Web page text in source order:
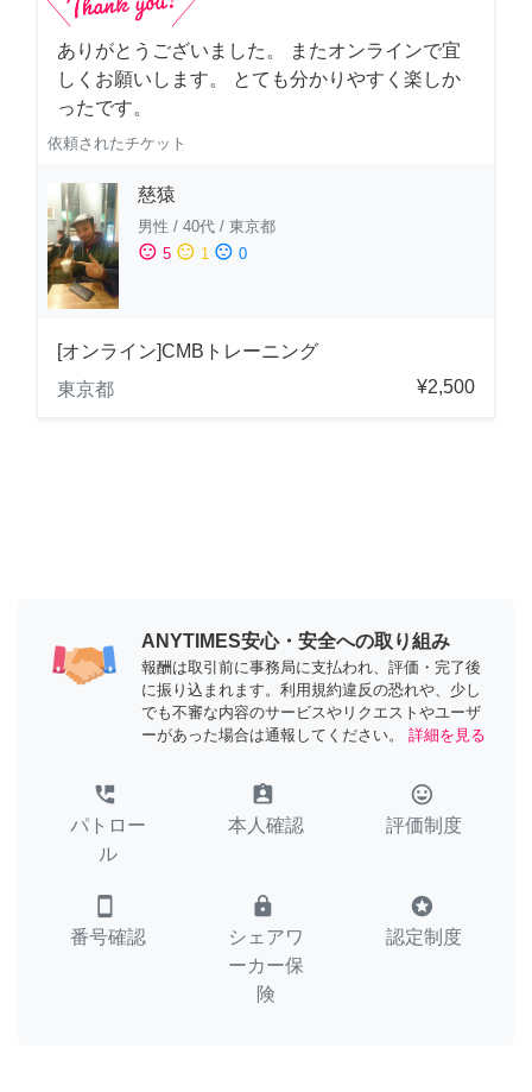
ありがとうございました。 またオンラインで宜
しくお願いします。 とても分かりやすく楽しか
ったです。
依頼されたチケット
慈猿
男性 / 40代 / 東京都
sentiment_satisfied 5 sentiment_neutral 1 sentiment_dissatisfied 0
[オンライン]CMBトレーニング
東京都
¥2,500
ANYTIMES安心・安全への取り組み
報酬は取引前に事務局に支払われ、評価・完了後
に振り込まれます。利用規約違反の恐れや、少し
でも不審な内容のサービスやリクエストやユーザ
ーがあった場合は通報してください。
詳細を見る
perm_phone_msg
パトロー
ル
assignment_ind
本人確認
tag_faces
評価制度
smartphone
番号確認
lock
シェアワ
ーカー保
険
stars
認定制度